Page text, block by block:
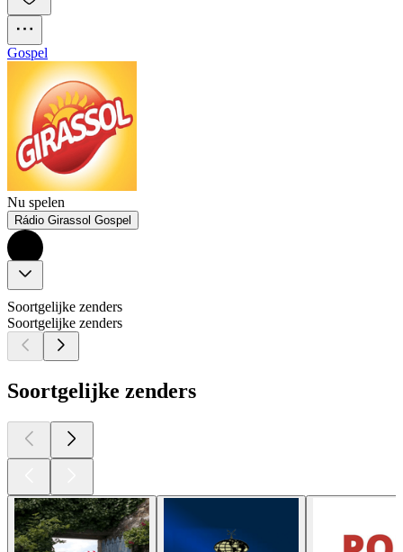
Gospel
Nu spelen
Rádio Girassol Gospel
Soortgelijke zenders
Soortgelijke zenders
Soortgelijke zenders